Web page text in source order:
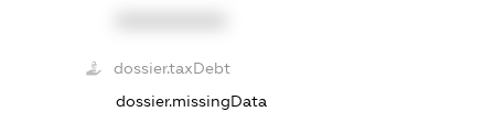
dossier.taxDebt
dossier.missingData